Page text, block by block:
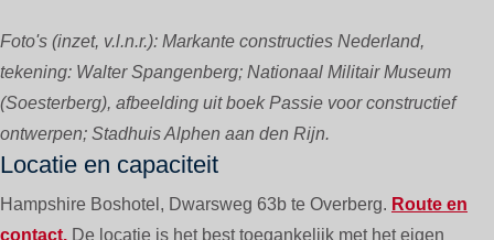
Foto's (inzet, v.l.n.r.): Markante constructies Nederland,
tekening: Walter Spangenberg; Nationaal Militair Museum
(Soesterberg), afbeelding uit boek Passie voor constructief
ontwerpen; Stadhuis Alphen aan den Rijn.
Locatie en capaciteit
Hampshire Boshotel, Dwarsweg 63b te Overberg. Route en
contact. De locatie is het best toegankelijk met het eigen